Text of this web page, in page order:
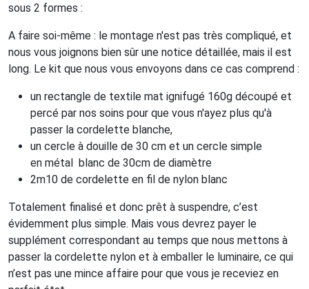
sous 2 formes :
A faire soi-même : le montage n'est pas très compliqué, et
nous vous joignons bien sûr une notice détaillée, mais il est
long. Le kit que nous vous envoyons dans ce cas comprend :
un rectangle de textile mat ignifugé 160g découpé et
percé par nos soins pour que vous n'ayez plus qu'à
passer la cordelette blanche,
un cercle à douille de 30 cm et un cercle simple
en métal blanc de 30cm de diamètre
2m10 de cordelette en fil de nylon blanc
Totalement finalisé et donc prêt à suspendre, c’est
évidemment plus simple. Mais vous devrez payer le
supplément correspondant au temps que nous mettons à
passer la cordelette nylon et à emballer le luminaire, ce qui
n’est pas une mince affaire pour que vous je receviez en